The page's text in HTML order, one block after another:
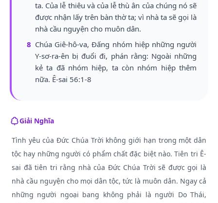
ta. Của lễ thiêu và của lễ thù ân của chúng nó sẽ
được nhận lấy trên bàn thờ ta; vì nhà ta sẽ gọi là
nhà cầu nguyện cho muôn dân.
8 Chúa Giê-hô-va, Đấng nhóm hiệp những người
Y-sơ-ra-ên bị đuổi đi, phán rằng: Ngoài những
kẻ ta đã nhóm hiệp, ta còn nhóm hiệp thêm
nữa. Ê-sai 56:1-8
Giải Nghĩa
Tình yêu của Đức Chúa Trời không giới hạn trong một dân
tộc hay những người có phẩm chất đặc biệt nào. Tiên tri Ê-
sai đã tiên tri rằng nhà của Đức Chúa Trời sẽ được gọi là
nhà cầu nguyện cho mọi dân tộc, tức là muôn dân. Ngay cả
những người ngoại bang không phải là người Do Thái,